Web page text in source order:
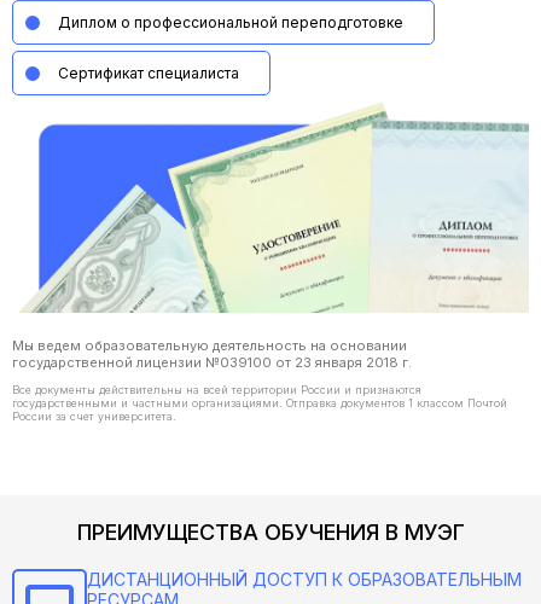
Диплом о профессиональной переподготовке
Сертификат специалиста
Мы ведем образовательную деятельность на основании
государственной лицензии №039100 от 23 января 2018 г.
Все документы действительны на всей территории России и признаются
государственными и частными организациями. Отправка документов 1 классом Почтой
России за счет университета.
ПРЕИМУЩЕСТВА ОБУЧЕНИЯ В МУЭГ
ДИСТАНЦИОННЫЙ ДОСТУП К ОБРАЗОВАТЕЛЬНЫМ
РЕСУРСАМ